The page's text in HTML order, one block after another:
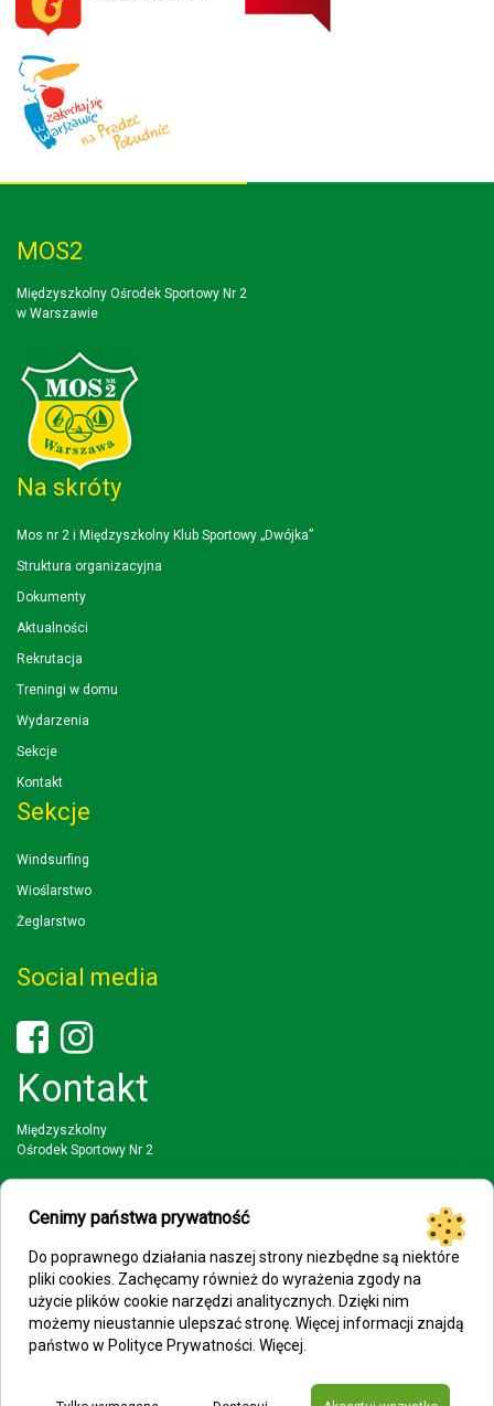
Cenimy państwa prywatność
Do poprawnego działania naszej strony niezbędne są niektóre
pliki cookies. Zachęcamy również do wyrażenia zgody na
użycie plików cookie narzędzi analitycznych. Dzięki nim
możemy nieustannie ulepszać stronę. Więcej informacji znajdą
państwo w Polityce Prywatności. Więcej
MOS2
Międzyszkolny Ośrodek Sportowy Nr 2
w Warszawie
Na skróty
Mos nr 2 i Międzyszkolny Klub Sportowy „Dwójka”
Struktura organizacyjna
Dokumenty
Aktualności
Rekrutacja
Treningi w domu
Wydarzenia
Sekcje
Kontakt
Sekcje
Windsurfing
Wioślarstwo
Żeglarstwo
Social media
Kontakt
Międzyszkolny
Ośrodek Sportowy Nr 2
ul. Wał Miedzeszynski 397
faks: (22) 617 88 51
mail: mosp2@eduwarszawa.pl